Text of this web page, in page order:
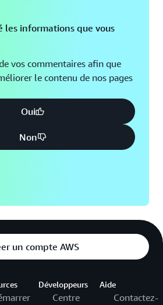
les informations que vous
vos commentaires afin que
le contenu de nos pages
Oui
Non
un compte AWS
Développeurs
Centre
Aide
Contactez-